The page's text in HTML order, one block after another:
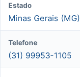
Estado
Minas Gerais (MG)
Telefone
(31) 99953-1105